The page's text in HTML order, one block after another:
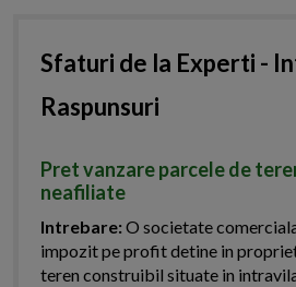
Sfaturi de la Experti -
Raspunsuri
Pret vanzare parcele de
neafiliate
Intrebare:O societate
impozit pe profit detine in
teren construibil situate in